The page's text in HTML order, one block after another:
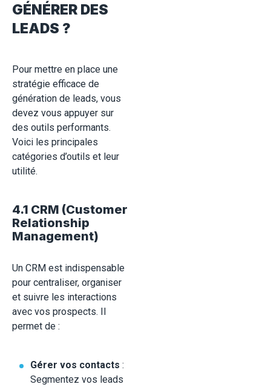
GÉNÉRER DES
LEADS ?
Pour mettre en place une
stratégie efficace de
génération de leads, vous
devez vous appuyer sur
des outils performants.
Voici les principales
catégories d’outils et leur
utilité.
4.1 CRM (Customer
Relationship
Management)
Un CRM est indispensable
pour centraliser, organiser
et suivre les interactions
avec vos prospects. Il
permet de :
Gérer vos contacts :
Segmentez vos leads